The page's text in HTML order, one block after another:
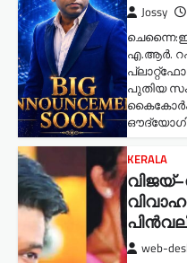
Jossy
എ.ആർ.
പുതിയ
KERALA
web-